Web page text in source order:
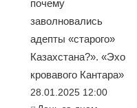
почему
заволновались
адепты «старого»
Казахстана?». «Эхо
кровавого Кантара»
28.01.2025 12:00